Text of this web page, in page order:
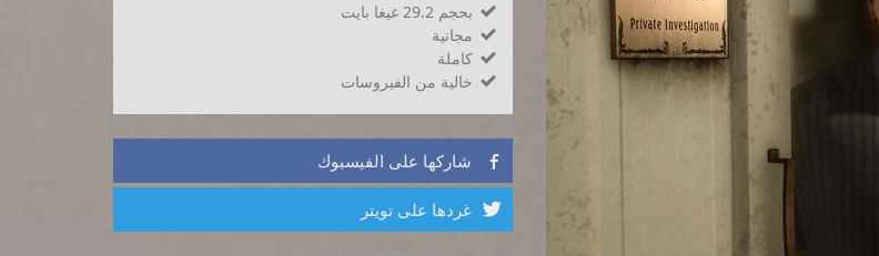
 بحجم 29.2 غيغا بايت
 مجانية
 كاملة
 خالية من الفيروسات
 شاركها على الفيسبوك
 غردها على تويتر